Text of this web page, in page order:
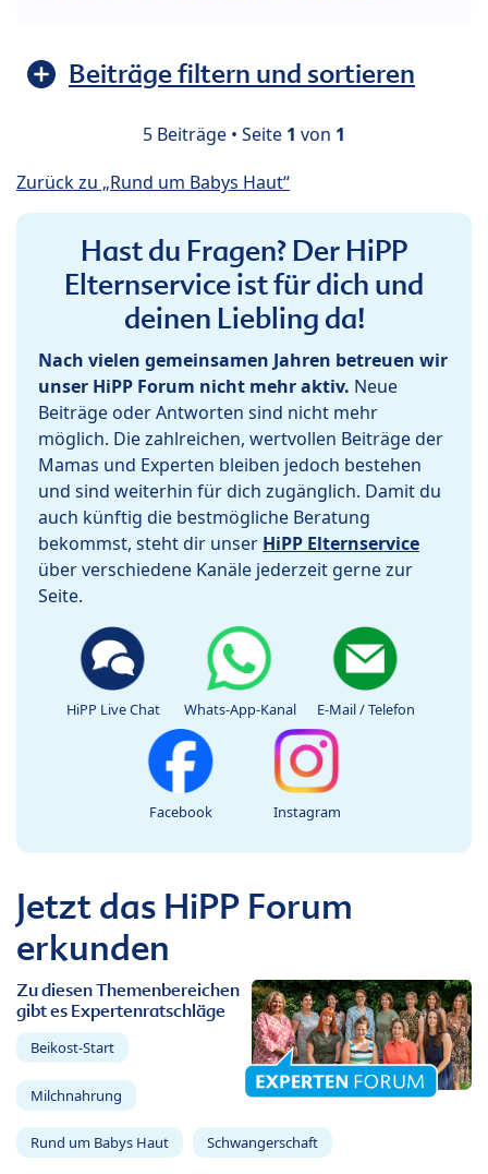
Beiträge filtern und sortieren
5 Beiträge • Seite 1 von 1
Zurück zu „Rund um Babys Haut“
Hast du Fragen? Der HiPP
Elternservice ist für dich und
deinen Liebling da!
Nach vielen gemeinsamen Jahren betreuen wir
unser HiPP Forum nicht mehr aktiv. Neue
Beiträge oder Antworten sind nicht mehr
möglich. Die zahlreichen, wertvollen Beiträge der
Mamas und Experten bleiben jedoch bestehen
und sind weiterhin für dich zugänglich. Damit du
auch künftig die bestmögliche Beratung
bekommst, steht dir unser HiPP Elternservice
über verschiedene Kanäle jederzeit gerne zur
Seite.
HiPP Live Chat Whats-App-Kanal E-Mail / Telefon
Facebook Instagram
Jetzt das HiPP Forum
erkunden
Zu diesen Themenbereichen
gibt es Expertenratschläge
Beikost-Start
Milchnahrung
Rund um Babys Haut Schwangerschaft